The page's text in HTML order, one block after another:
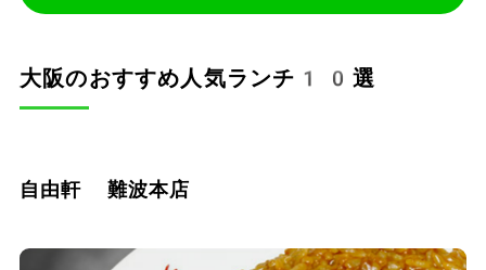
大阪のおすすめ人気ランチ10選
自由軒 難波本店